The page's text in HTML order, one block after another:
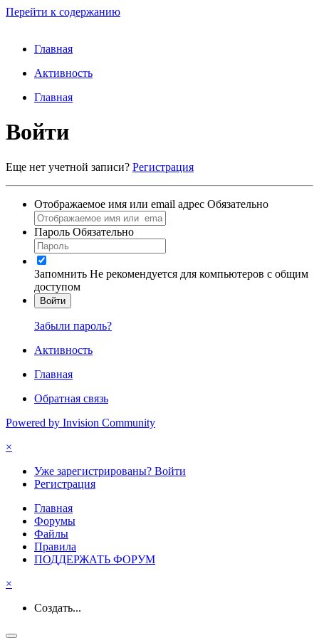
Перейти к содержанию
Главная
Активность
Главная
Войти
Еще нет учетной записи? Регистрация
Отображаемое имя или email адрес Обязательно
Пароль Обязательно
Запомнить Не рекомендуется для компьютеров с общим
доступом
Войти
Забыли пароль?
Активность
Главная
Обратная связь
Powered by Invision Community
×
Уже зарегистрированы? Войти
Регистрация
Главная
Форумы
Файлы
Правила
ПОДДЕРЖАТЬ ФОРУМ
×
Создать...